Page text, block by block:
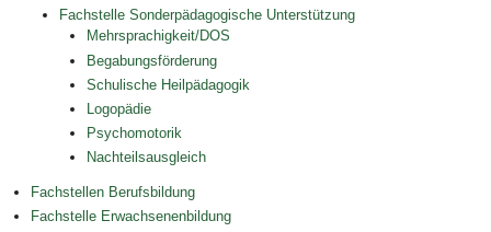
Fachstelle Sonderpädagogische Unterstützung
Mehrsprachigkeit/DOS
Begabungsförderung
Schulische Heilpädagogik
Logopädie
Psychomotorik
Nachteilsausgleich
Fachstellen Berufsbildung
Fachstelle Erwachsenenbildung